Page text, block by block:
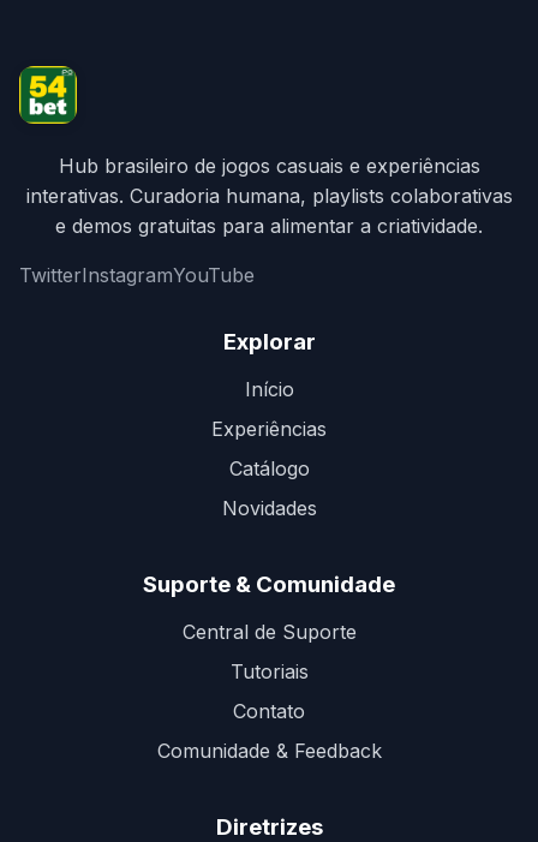
Hub brasileiro de jogos casuais e experiências
interativas. Curadoria humana, playlists colaborativas
e demos gratuitas para alimentar a criatividade.
TwitterInstagramYouTube
Explorar
Início
Experiências
Catálogo
Novidades
Suporte & Comunidade
Central de Suporte
Tutoriais
Contato
Comunidade & Feedback
Diretrizes